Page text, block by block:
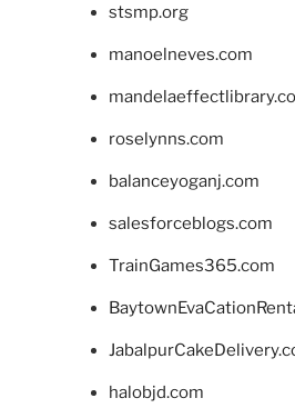
stsmp.org
manoelneves.com
roselynns.com
balanceyoganj.com
salesforceblogs.com
TrainGames365.com
halobjd.com